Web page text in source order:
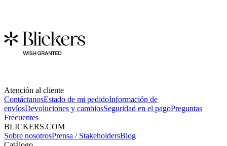
Atención al cliente
ContáctanosEstado de mi pedidoInformación de
envíosDevoluciones y cambiosSeguridad en el pagoPreguntas
Frecuentes
BLICKERS.COM
Sobre nosotrosPrensa / StakeholdersBlog